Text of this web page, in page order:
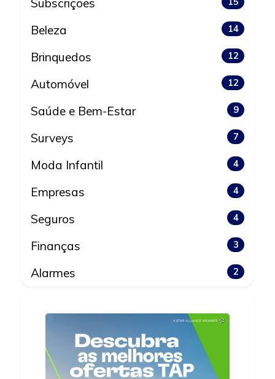
Subscrições
Beleza 14
Brinquedos 12
Automóvel 12
Saúde e Bem-Estar 9
Surveys 7
Moda Infantil 4
Empresas 4
Seguros 4
Finanças 3
Alarmes 2